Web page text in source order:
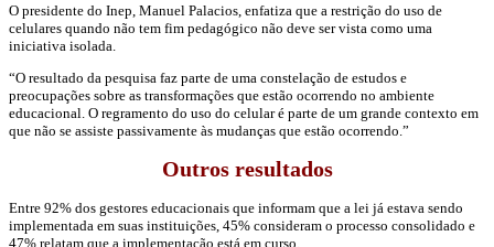
O presidente do Inep, Manuel Palacios, enfatiza que a restrição do uso de
celulares quando não tem fim pedagógico não deve ser vista como uma
iniciativa isolada.
“O resultado da pesquisa faz parte de uma constelação de estudos e
preocupações sobre as transformações que estão ocorrendo no ambiente
educacional. O regramento do uso do celular é parte de um grande contexto em
que não se assiste passivamente às mudanças que estão ocorrendo.”
Outros resultados
Entre 92% dos gestores educacionais que informam que a lei já estava sendo
implementada em suas instituições, 45% consideram o processo consolidado e
47% relatam que a implementação está em curso.